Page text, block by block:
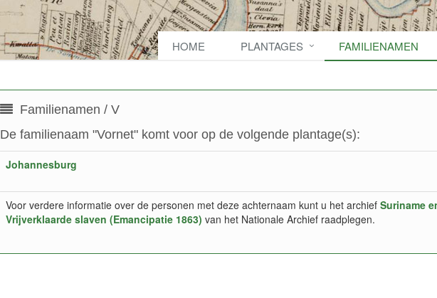
HOME PLANTAGES FAMILIENAMEN
Familienamen / V
De familienaam "Vornet" komt voor op de volgende plantage(s):
Johannesburg
Voor verdere informatie over de personen met deze achternaam kunt u het archief Suriname
Vrijverklaarde slaven (Emancipatie 1863) van het Nationale Archief raadplegen.